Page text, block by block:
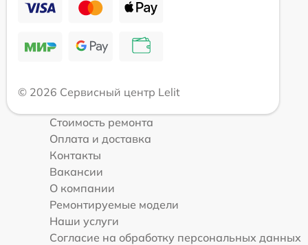
© 2026 Сервисный центр Lelit
Стоимость ремонта
Оплата и доставка
Контакты
Вакансии
О компании
Ремонтируемые модели
Наши услуги
Согласие на обработку персональных данных